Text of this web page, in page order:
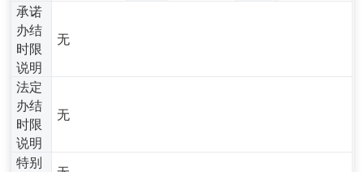
承诺
办结
时限
说明
无
法定
办结
时限
说明
无
特别